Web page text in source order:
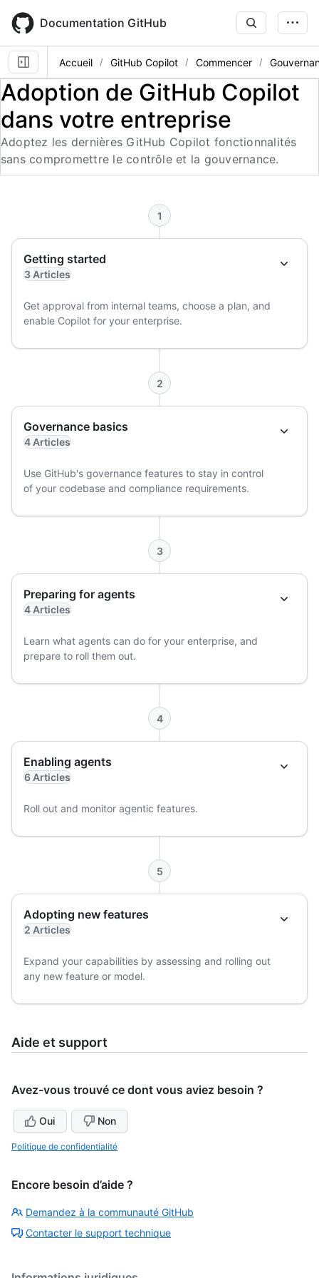
main
content
Documentation GitHub
Accueil GitHub Copilot Commencer
Adoption de GitHub Copilot
dans votre entreprise
Adoptez les dernières GitHub Copilot fonctionnalités
sans compromettre le contrôle et la gouvernance.
1
Getting started
3 Articles
Get approval from internal teams, choose a plan, and
enable Copilot for your enterprise.
2
Governance basics
4 Articles
Use GitHub's governance features to stay in control
of your codebase and compliance requirements.
3
Preparing for agents
4 Articles
Learn what agents can do for your enterprise, and
prepare to roll them out.
4
Enabling agents
6 Articles
Roll out and monitor agentic features.
5
Adopting new features
2 Articles
Expand your capabilities by assessing and rolling out
any new feature or model.
Aide et support
Avez-vous trouvé ce dont vous aviez besoin ?
Oui Non
Politique de confidentialité
Encore besoin d’aide ?
Demandez à la communauté GitHub
Contacter le support technique